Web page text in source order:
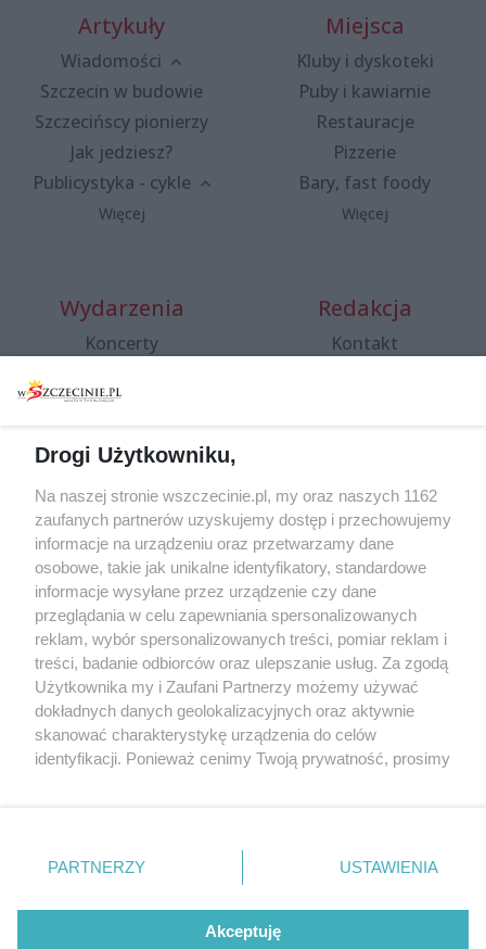
Artykuły
Wiadomości
Szczecin w budowie
Szczecińscy pionierzy
Jak jedziesz?
Publicystyka - cykle
Więcej
Miejsca
Kluby i dyskoteki
Puby i kawiarnie
Restauracje
Pizzerie
Bary, fast foody
Więcej
Wydarzenia
Koncerty
Spacery i oprowadzania
targi
Wernisaże
Więcej
Redakcja
Kontakt
Specjalny koncert z okazji
20. urodzin portalu
wSzczecinie.pl
Regulamin konkursów
śniadaniówka "Hej
Szczecin! Jest piątek!"
Partnerzy
Praca Szczecin
© 2026 wSzczecinie.pl
Created by GOD
Drogi Użytkowniku,
Na naszej stronie wszczecinie.pl, my oraz naszych 1162
zaufanych partnerów uzyskujemy dostęp i przechowujemy
informacje na urządzeniu oraz przetwarzamy dane
osobowe, takie jak unikalne identyfikatory, standardowe
informacje wysyłane przez urządzenie czy dane
przeglądania w celu zapewniania spersonalizowanych
reklam, wybór spersonalizowanych treści, pomiar reklam i
treści, badanie odbiorców oraz ulepszanie usług. Za zgodą
Użytkownika my i Zaufani Partnerzy możemy używać
dokładnych danych geolokalizacyjnych oraz aktywnie
skanować charakterystykę urządzenia do celów
identyfikacji. Ponieważ cenimy Twoją prywatność, prosimy
prywatności znajdujący się w lewym dolnym rogu strony
. Niektóre rodzaje przetwarzania danych nie wymagają
takiemu przetwarzaniu. Preferencje będą miały
PARTNERZY USTAWIENIA
Akceptuję